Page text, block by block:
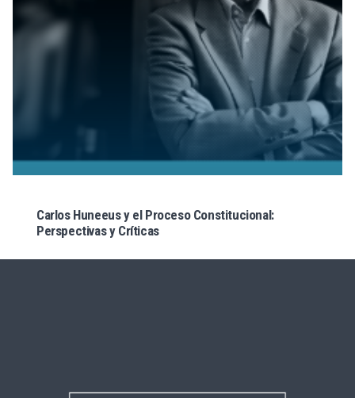
Carlos Huneeus y el Proceso Constitucional:
Perspectivas y Críticas